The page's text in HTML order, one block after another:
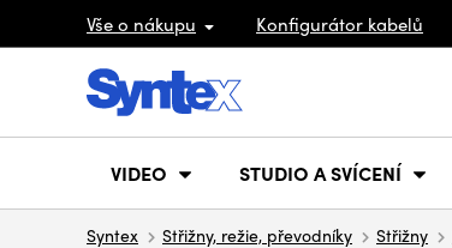
Vše o nákupu Konfigurátor kabelů
VIDEO STUDIO A SVÍCENÍ
Syntex Střižny, režie, převodníky Střižny